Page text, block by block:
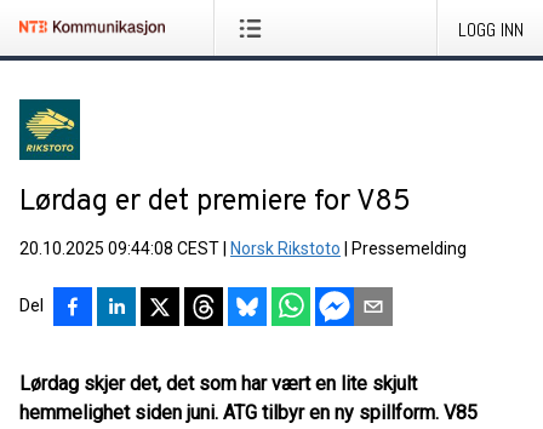
LOGG INN
Lørdag er det premiere for V85
20.10.2025 09:44:08 CEST Norsk Rikstoto Pressemelding
Del
Lørdag skjer det, det som har vært en lite skjult
hemmelighet siden juni. ATG tilbyr en ny spillform. V85